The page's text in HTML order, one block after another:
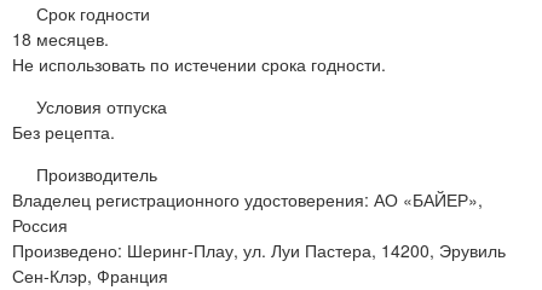
Срок годности
18 месяцев.
Не использовать по истечении срока годности.
Условия отпуска
Без рецепта.
Производитель
Владелец регистрационного удостоверения: АО «БАЙЕР»,
Россия
Произведено: Шеринг-Плау, ул. Луи Пастера, 14200, Эрувиль
Сен-Клэр, Франция